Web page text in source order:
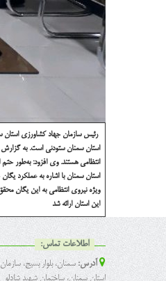
رئیس سازمان جهاد کشاورزی استان
استان سمنان ستودنی است. به گزارش
انتظامی هستند. وی افزود: به‌طور
استان سمنان با اشاره به عملکرد
ویژه نیروی انتظامی به این یگان
این استان ارائه شد
اطلاعات تماس:
آدرس:سمنان، بلوار بسیج،
استان سمنان، ساختمان شهید شادلو